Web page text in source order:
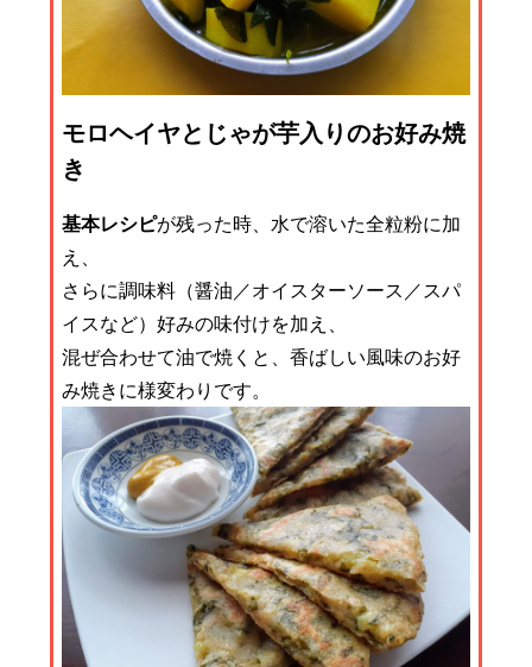
モロヘイヤとじゃが芋入りのお好み焼
き
基本レシピが残った時、水で溶いた全粒粉に加
え、
さらに調味料（醤油／オイスターソース／スパ
イスなど）好みの味付けを加え、
混ぜ合わせて油で焼くと、香ばしい風味のお好
み焼きに様変わりです。